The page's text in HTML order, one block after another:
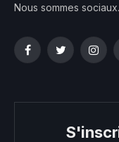
Nous sommes
FacebookTwitter